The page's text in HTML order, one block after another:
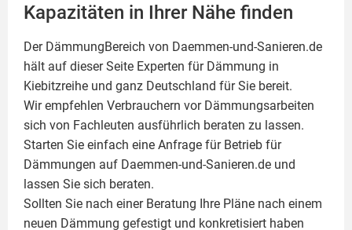
Kapazitäten in Ihrer Nähe finden
Der DämmungBereich von Daemmen-und-Sanieren.de
hält auf dieser Seite Experten für Dämmung in
Kiebitzreihe und ganz Deutschland für Sie bereit.
Wir empfehlen Verbrauchern vor Dämmungsarbeiten
sich von Fachleuten ausführlich beraten zu lassen.
Starten Sie einfach eine Anfrage für Betrieb für
Dämmungen auf Daemmen-und-Sanieren.de und
lassen Sie sich beraten.
Sollten Sie nach einer Beratung Ihre Pläne nach einem
neuen Dämmung gefestigt und konkretisiert haben